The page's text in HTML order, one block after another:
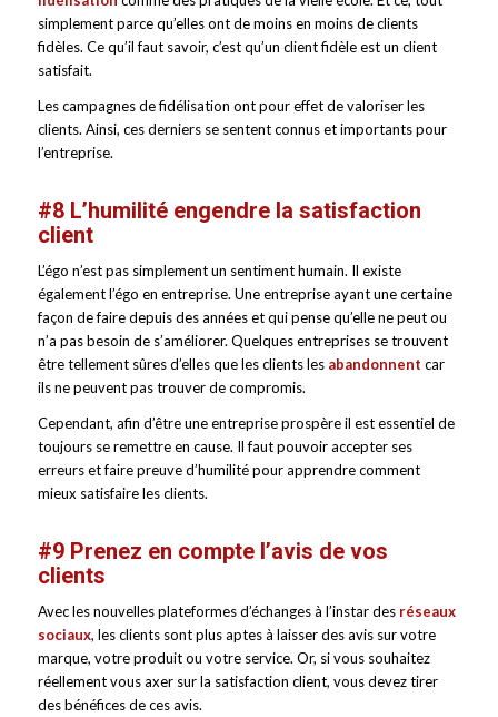
simplement parce qu’elles ont de moins en moins de clients
fidèles. Ce qu’il faut savoir, c’est qu’un client fidèle est un client
satisfait.
Les campagnes de fidélisation ont pour effet de valoriser les
clients. Ainsi, ces derniers se sentent connus et importants pour
l’entreprise.
#8 L’humilité engendre la satisfaction
client
L’égo n’est pas simplement un sentiment humain. Il existe
également l’égo en entreprise. Une entreprise ayant une certaine
façon de faire depuis des années et qui pense qu’elle ne peut ou
n’a pas besoin de s’améliorer. Quelques entreprises se trouvent
être tellement sûres d’elles que les clients les abandonnent car
ils ne peuvent pas trouver de compromis.
Cependant, afin d’être une entreprise prospère il est essentiel de
toujours se remettre en cause. Il faut pouvoir accepter ses
erreurs et faire preuve d’humilité pour apprendre comment
mieux satisfaire les clients.
#9 Prenez en compte l’avis de vos
clients
Avec les nouvelles plateformes d’échanges à l’instar des réseaux
sociaux, les clients sont plus aptes à laisser des avis sur votre
marque, votre produit ou votre service. Or, si vous souhaitez
réellement vous axer sur la satisfaction client, vous devez tirer
des bénéfices de ces avis.